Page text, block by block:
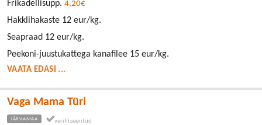
Frikadellisupp. 4,20€
Hakklihakaste 12 eur/kg.
Seapraad 12 eur/kg.
Peekoni-juustukattega kanafilee 15 eur/kg.
VAATA EDASI ...
Vaga Mama Türi
JÄRVAMAA